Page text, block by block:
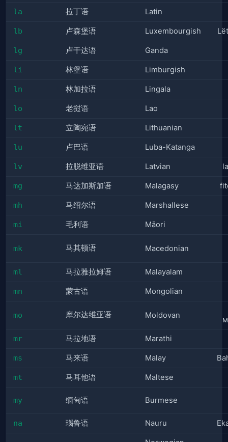
la 拉丁语 Latin
lb 卢森堡语 Luxembourgish
lg 卢干达语 Ganda
li 林堡语 Limburgish
ln 林加拉语 Lingala
lo 老挝语 Lao
lt 立陶宛语 Lithuanian
lu 卢巴语 Luba-Katanga
lv 拉脱维亚语 Latvian
mg 马达加斯加语 Malagasy
mh 马绍尔语 Marshallese
mi 毛利语 Māori
mk 马其顿语 Macedonian
ml 马拉雅拉姆语 Malayalam
mn 蒙古语 Mongolian
mo 摩尔达维亚语 Moldovan
mr 马拉地语 Marathi
ms 马来语 Malay
mt 马耳他语 Maltese
my 缅甸语 Burmese
na 瑙鲁语 Nauru